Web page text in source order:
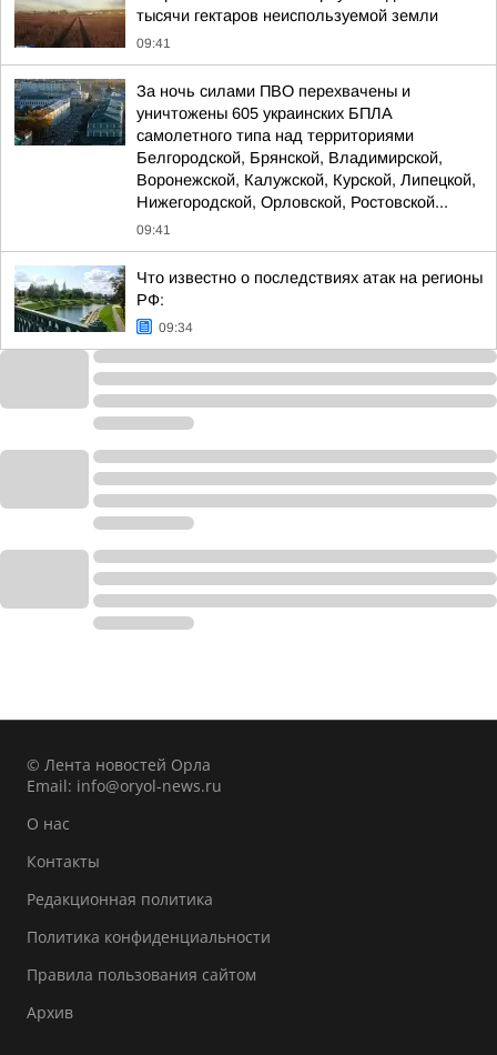
тысячи гектаров неиспользуемой земли
09:41
За ночь силами ПВО перехвачены и
уничтожены 605 украинских БПЛА
самолетного типа над территориями
Белгородской, Брянской, Владимирской,
Воронежской, Калужской, Курской, Липецкой,
Нижегородской, Орловской, Ростовской...
09:41
Что известно о последствиях атак на регионы
РФ:
09:34
© Лента новостей Орла
Email: info@oryol-news.ru
О нас
Контакты
Редакционная политика
Политика конфиденциальности
Правила пользования сайтом
Архив